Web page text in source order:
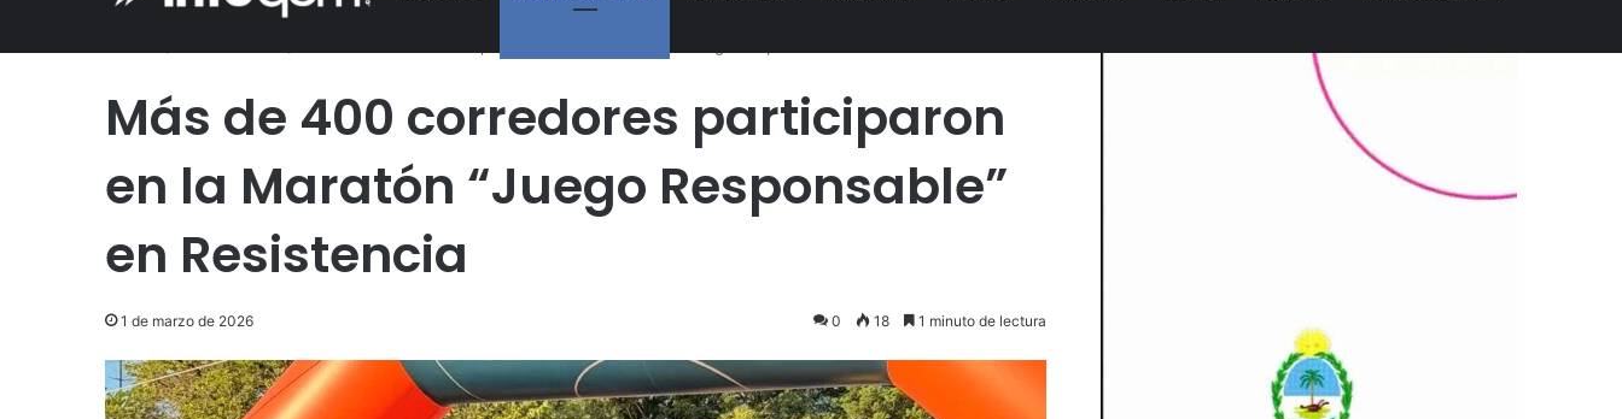
Más de 400 corredores participaron
en la Maratón “Juego Responsable”
en Resistencia
1 de marzo de 2026 0 18 1 minuto de lectura